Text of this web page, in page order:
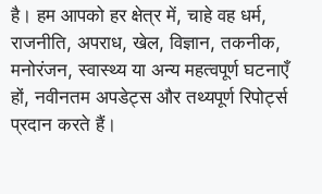
है। हम आपको हर क्षेत्र में, चाहे वह धर्म,
राजनीति, अपराध, खेल, विज्ञान, तकनीक,
मनोरंजन, स्वास्थ्य या अन्य महत्वपूर्ण घटनाएँ
हों, नवीनतम अपडेट्स और तथ्यपूर्ण रिपोर्ट्स
प्रदान करते हैं।